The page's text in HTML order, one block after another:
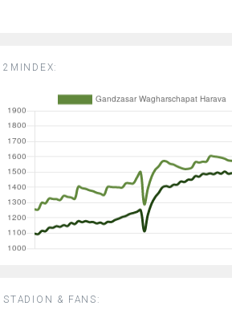
2MINDEX:
STADION & FANS: